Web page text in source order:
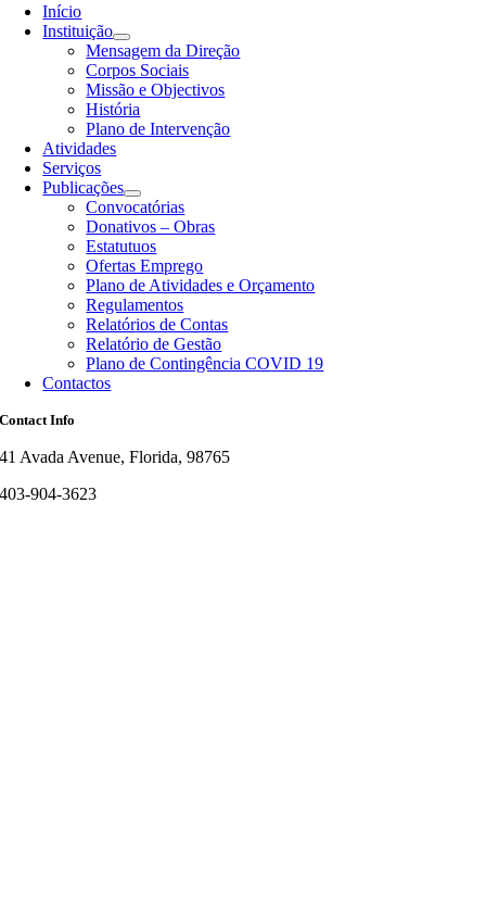
Início
Instituição
Mensagem da Direção
Corpos Sociais
Missão e Objectivos
História
Plano de Intervenção
Atividades
Serviços
Publicações
Convocatórias
Donativos – Obras
Estatutuos
Ofertas Emprego
Plano de Atividades e Orçamento
Regulamentos
Relatórios de Contas
Relatório de Gestão
Plano de Contingência COVID 19
Contactos
Contact Info
41 Avada Avenue, Florida, 98765
403-904-3623